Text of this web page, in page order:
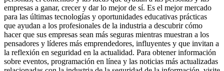
empresas a ganar, crecer y dar lo mejor de sí. Es el mejor mercado
para las últimas tecnologías y oportunidades educativas prácticas
que ayudan a los profesionales de la industria a descubrir cómo
hacer que sus empresas sean más seguras mientras muestran a los
pensadores y líderes más emprendedores, influyentes y que invitan a
la reflexión en seguridad en la actualidad. Para obtener información
sobre eventos, programación en línea y las noticias más actualizadas